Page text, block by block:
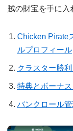
賊の財宝を手に入
Chicken Pirate
ルプロフィール
クラスター勝
特典とボーナ
バンクロール